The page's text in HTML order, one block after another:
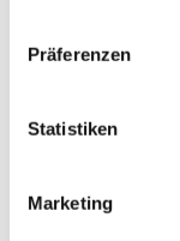
Präferenzen
Statistiken
Marketing